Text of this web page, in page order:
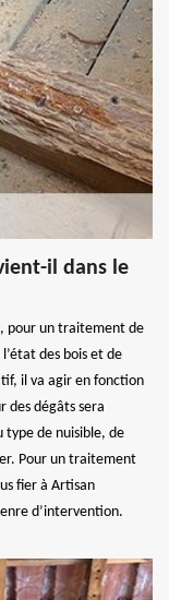
il dans le
pour un traitement de
des bois et de
il va agir en fonction
des dégâts sera
type de nuisible, de
Pour un traitement
fier à Artisan
d’intervention.